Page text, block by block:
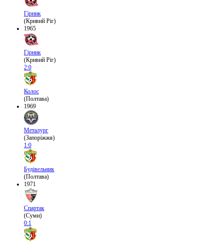
Гірник
(Кривий Ріг)
1965
Гірник
(Кривий Ріг)
2:0
Колос
(Полтава)
1969
Металург
(Запоріжжя)
1:0
Будівельник
(Полтава)
1971
Спартак
(Суми)
0:1